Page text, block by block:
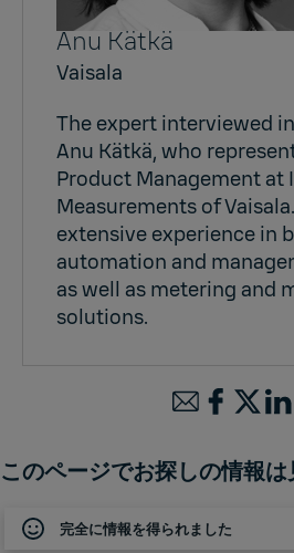
Anu Kätkä
Vaisala
The expert interviewed
Anu Kätkä, who
Product Management at
Measurements of
extensive experience in
automation and
as well as metering and
solutions.
このページでお探しの情報
完全に情報を得られました